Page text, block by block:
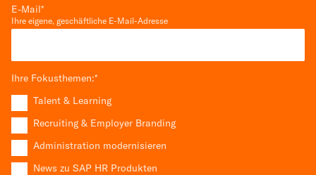
E-Mail*
Ihre eigene, geschäftliche E-Mail-Adresse
Ihre Fokusthemen:*
Talent & Learning
Recruiting & Employer Branding
Administration modernisieren
News zu SAP HR Produkten